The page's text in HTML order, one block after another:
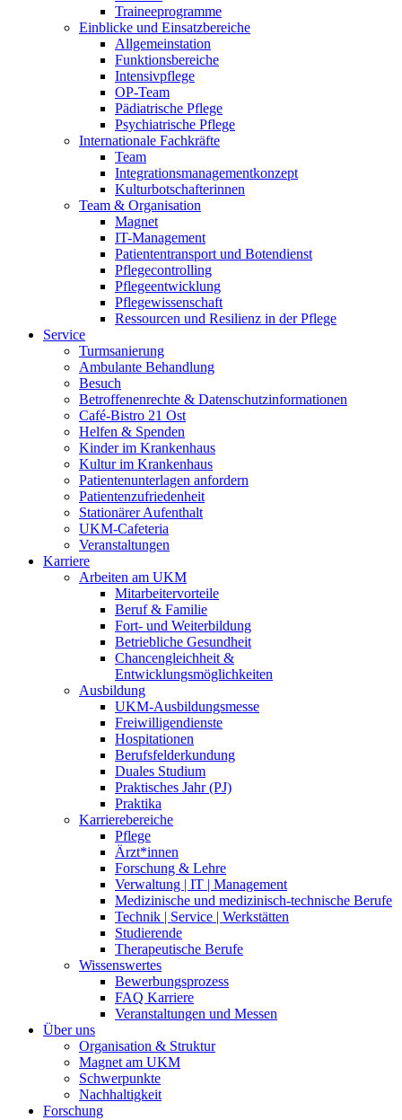
Traineeprogramme
Einblicke und Einsatzbereiche
Allgemeinstation
Funktionsbereiche
Intensivpflege
OP-Team
Pädiatrische Pflege
Psychiatrische Pflege
Internationale Fachkräfte
Team
Integrationsmanagementkonzept
Kulturbotschafterinnen
Team & Organisation
Magnet
IT-Management
Patiententransport und Botendienst
Pflegecontrolling
Pflegeentwicklung
Pflegewissenschaft
Ressourcen und Resilienz in der Pflege
Service
Turmsanierung
Ambulante Behandlung
Besuch
Betroffenenrechte & Datenschutzinformationen
Café-Bistro 21 Ost
Helfen & Spenden
Kinder im Krankenhaus
Kultur im Krankenhaus
Patientenunterlagen anfordern
Patientenzufriedenheit
Stationärer Aufenthalt
UKM-Cafeteria
Veranstaltungen
Karriere
Arbeiten am UKM
Mitarbeitervorteile
Beruf & Familie
Fort- und Weiterbildung
Betriebliche Gesundheit
Chancengleichheit &
Entwicklungsmöglichkeiten
Ausbildung
UKM-Ausbildungsmesse
Freiwilligendienste
Hospitationen
Berufsfelderkundung
Duales Studium
Praktisches Jahr (PJ)
Praktika
Karrierebereiche
Pflege
Ärzt*innen
Forschung & Lehre
Verwaltung | IT | Management
Medizinische und medizinisch-technische Berufe
Technik | Service | Werkstätten
Studierende
Therapeutische Berufe
Wissenswertes
Bewerbungsprozess
FAQ Karriere
Veranstaltungen und Messen
Über uns
Organisation & Struktur
Magnet am UKM
Schwerpunkte
Nachhaltigkeit
Forschung